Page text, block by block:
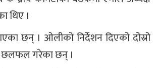
थिए ।
छन् । ओलीको निर्देशन दिएको दोस्रो
छलफल गरेका छन् ।